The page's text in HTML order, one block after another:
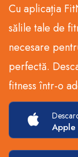
Cu aplicația
sălile tale de
necesare
perfectă.
fitness într-o
Apple